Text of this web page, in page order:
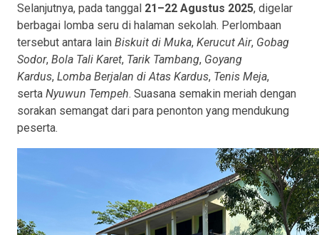
Selanjutnya, pada tanggal 21–22 Agustus 2025, digelar
berbagai lomba seru di halaman sekolah. Perlombaan
tersebut antara lain Biskuit di Muka, Kerucut Air, Gobag
Sodor, Bola Tali Karet, Tarik Tambang, Goyang
Kardus, Lomba Berjalan di Atas Kardus, Tenis Meja,
serta Nyuwun Tempeh. Suasana semakin meriah dengan
sorakan semangat dari para penonton yang mendukung
peserta.